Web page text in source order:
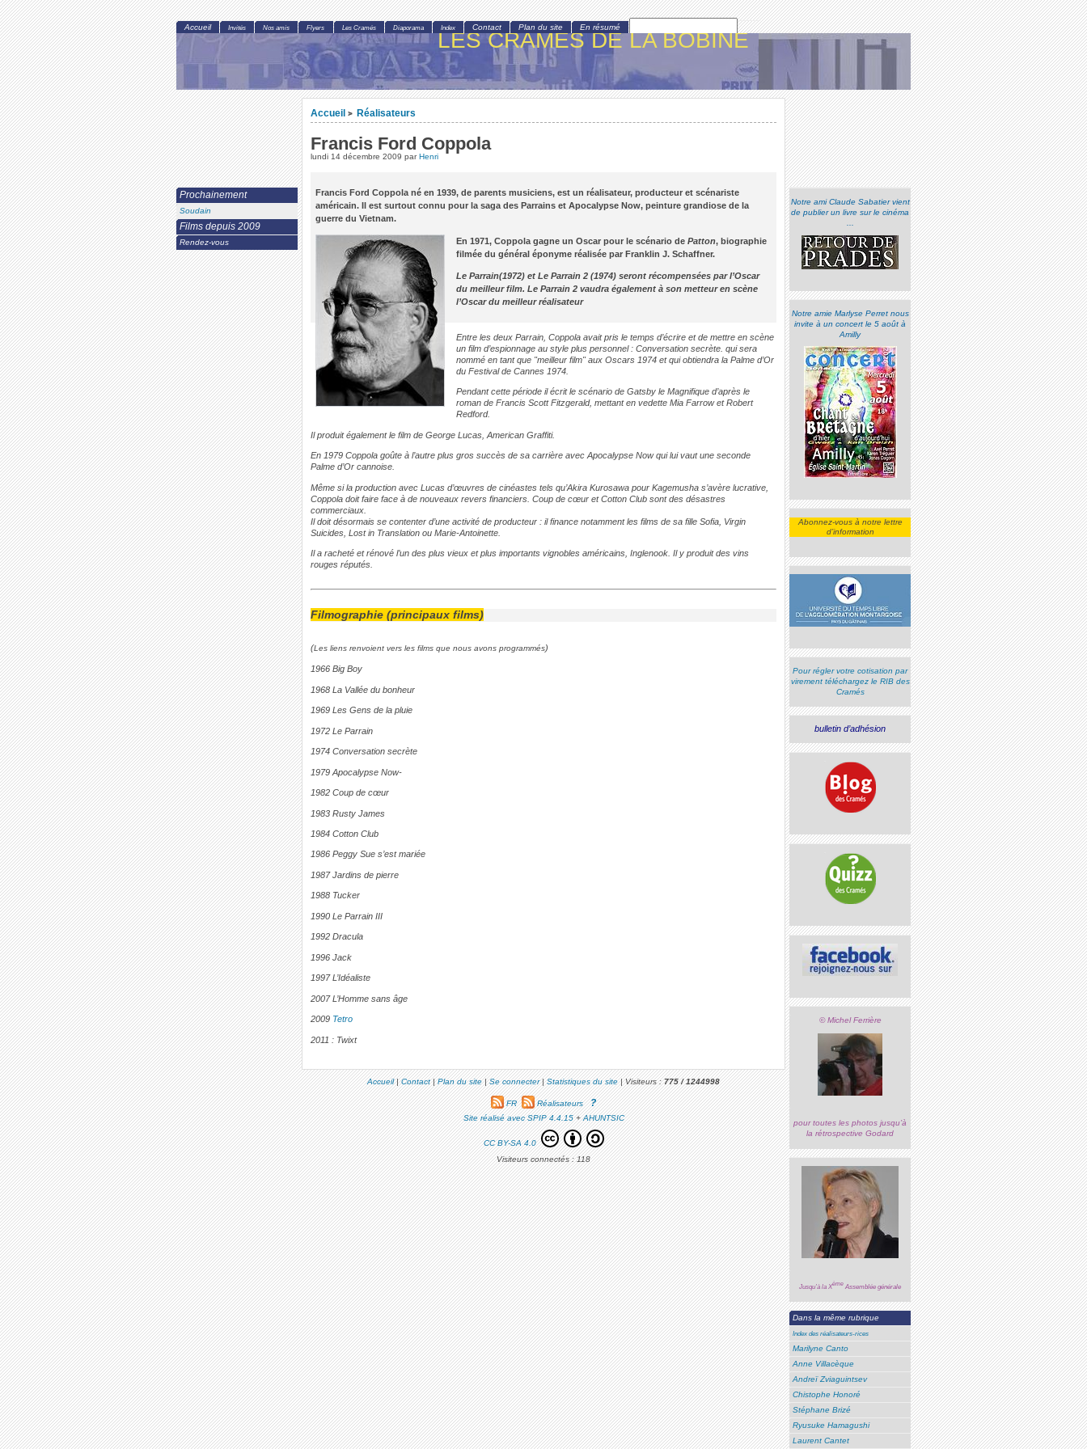
LES CRAMÉS DE LA BOBINE
Accueil > Réalisateurs
Francis Ford Coppola
lundi 14 décembre 2009 parHenri
Francis Ford Coppola né en 1939, de parents musiciens, est un réalisateur, producteur et scénariste
américain. Il est surtout connu pour la saga des Parrains et Apocalypse Now, peinture grandiose de la
guerre du Vietnam.
En 1971, Coppola gagne un Oscar pour le scénario dePatton, biographie
filmée du général éponyme réalisée par Franklin J. Schaffner.
Le Parrain(1972) etLe Parrain 2 (1974) seront récompensées par l’Oscar
du meilleur film. Le Parrain 2 vaudra également à son metteur en scène
l’Oscar du meilleur réalisateur
Entre les deux Parrain, Coppola avait pris le temps d’écrire et de mettre en scène
un film d’espionnage au style plus personnel :Conversation secrète . qui sera
nommé en tant que "meilleur film" aux Oscars 1974 et qui obtiendra la Palme d’Or
du Festival de Cannes 1974.
Pendant cette période il écrit le scénario de Gatsby le Magnifique d’après le
roman de Francis Scott Fitzgerald, mettant en vedette Mia Farrow et Robert
Redford.
Il produit également le film de George Lucas, American Graffiti.
En 1979 Coppola goûte à l’autre plus gros succès de sa carrière avec Apocalypse Nowqui lui vaut une seconde
Palme d’Or cannoise.
Même si la production avec Lucas d’œuvres de cinéastes tels qu’Akira Kurosawa pour Kagemusha s’avère lucrative,
Coppola doit faire face à de nouveaux revers financiers. Coup de cœur et Cotton Club sont des désastres
commerciaux.
Il doit désormais se contenter d’une activité de producteur : il finance notamment les films de sa fille Sofia, Virgin
Suicides, Lost in Translation ou Marie-Antoinette.
Il a racheté et rénové l’un des plus vieux et plus importants vignobles américains, Inglenook. Il y produit des vins
rouges réputés.
Filmographie (principaux films)
(Les liens renvoient vers les films que nous avons programmés)
1966 Big Boy
1968 La Vallée du bonheur
1969 Les Gens de la pluie
1972 Le Parrain
1974 Conversation secrète
1979 Apocalypse Now-
1982 Coup de cœur
1983 Rusty James
1984 Cotton Club
1986 Peggy Sue s’est mariée
1987 Jardins de pierre
1988 Tucker
1990 Le Parrain III
1992 Dracula
1996 Jack
1997 L’Idéaliste
2007 L’Homme sans âge
2009 Tetro
2011 : Twixt
Notre ami Claude Sabatier vient
de publier un livre sur le cinéma
...
Notre amie Marlyse Perret nous
invite à un concert le 5 août à
Amilly
Abonnez-vous à notre lettre
d’information
Pour régler votre cotisation par
virement téléchargez le RIBdes
Cramés
bulletin d’adhésion
© Michel Ferrière
pour toutes les photos jusqu’à
la rétrospective Godard
Jusqu’à la Xème Assemblée générale
Dans la même rubrique
Index des réalisateurs-rices
Marilyne Canto
Anne Villacèque
Andreï Zviaguintsev
Chistophe Honoré
Stéphane Brizé
Ryusuke Hamagushi
Laurent Cantet
Accueil Invités Nos amis Flyers Les Cramés Diaporama Index Contact Plan du site En résumé
Prochainement
Soudain
Films depuis 2009
Rendez-vous
Accueil|Contact|Plan du site|Se connecter|Statistiques du site|Visiteurs :775 / 1244998
FR Réalisateurs ?
Site réalisé avec SPIP 4.4.15+AHUNTSIC
CC BY-SA 4.0
Visiteurs connectés :118